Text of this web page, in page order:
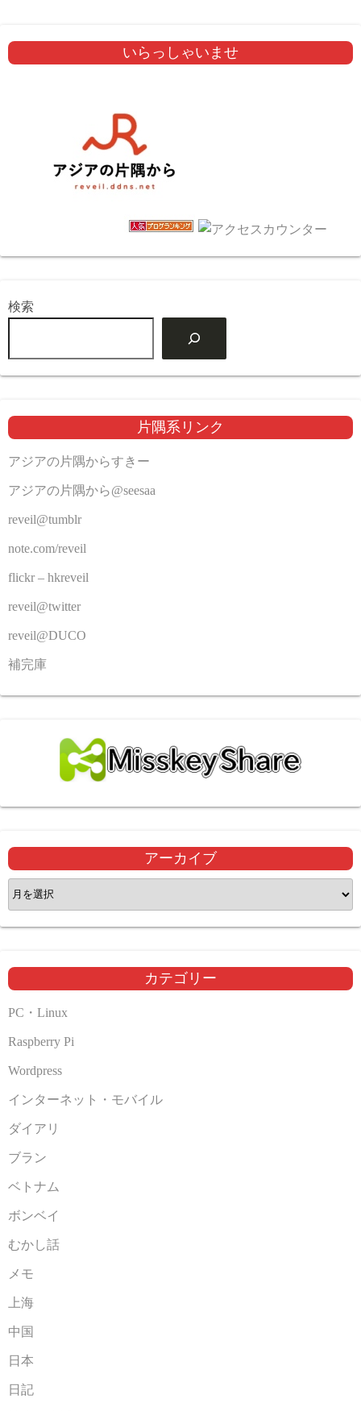
いらっしゃいませ
検索
片隅系リンク
アジアの片隅からすきー
アジアの片隅から@seesaa
reveil@tumblr
note.com/reveil
flickr – hkreveil
reveil@twitter
reveil@DUCO
補完庫
アーカイブ
ア
ー
カ
ブ
カテゴリー
PC・Linux
Raspberry Pi
Wordpress
インターネット・モバイル
ダイアリ
ブラン
ベトナム
ボンベイ
むかし話
メモ
上海
中国
日本
日記